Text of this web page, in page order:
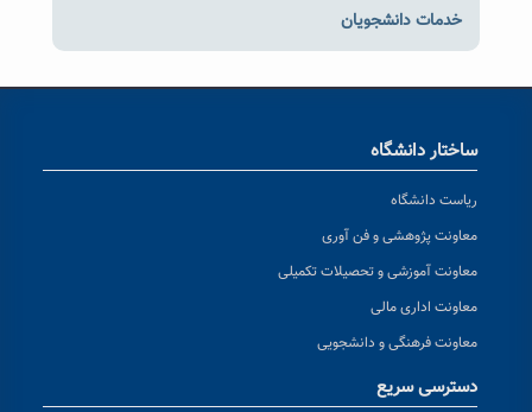
خدمات دانشجویان
ساختار دانشگاه
ریاست دانشگاه
معاونت پژوهشی و فن آوری
معاونت آموزشی و تحصیلات تکمیلی
معاونت اداری مالی
معاونت فرهنگی و دانشجویی
دسترسی سریع